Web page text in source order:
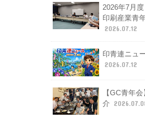
2026年7月
印刷産業青
2026.07.12
印青連ニュ
2026.07.12
【GC青年
介